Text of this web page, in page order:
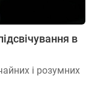
в
і розумних